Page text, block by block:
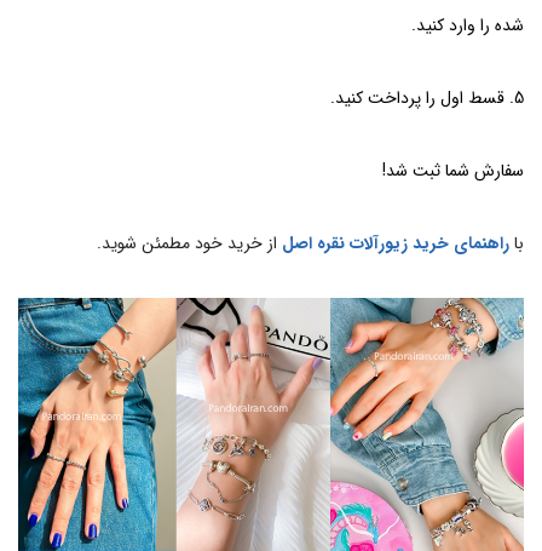
شده را وارد کنید.
5. قسط اول را پرداخت کنید.
سفارش شما ثبت شد!
باراهنمای خرید زیورآلات نقره اصل از خرید خود مطمئن شوید.